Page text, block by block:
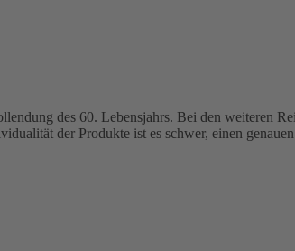
des 60. Lebensjahrs. Bei den weiteren
der Produkte ist es schwer, einen